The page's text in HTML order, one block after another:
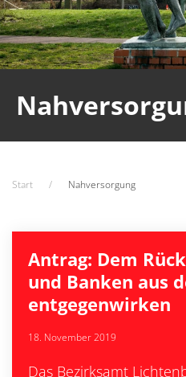
Start Nahversorgung
Antrag: Dem
und Banken aus
entgegenwirken
18. November 2019
Das Bezirksamt